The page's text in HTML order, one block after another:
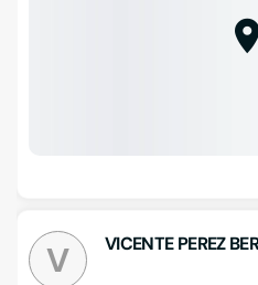
V VICENTE PEREZ